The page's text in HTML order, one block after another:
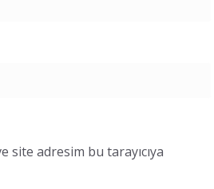
site adresim bu tarayıcıya